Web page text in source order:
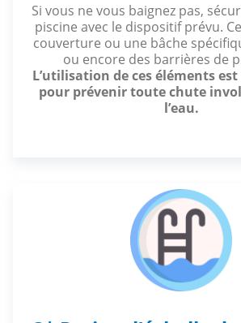
Si vous ne vous baignez pas,
piscine avec le dispositif prévu.
couverture ou une bâche
ou encore des barrières de
L’utilisation de ces éléments
pour prévenir toute chute
l’eau.